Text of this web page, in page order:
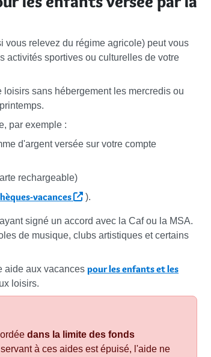
vous relevez du régime agricole) peut vous
activités sportives ou culturelles de votre
sans hébergement les mercredis ou
par exemple :
d'argent versée sur votre compte
rechargeable)
vacances ).
signé un accord avec la Caf ou la MSA.
de musique, clubs artistiques et certains
aide aux vacances pour les enfants et les
loisirs.
dans la limite des fonds
à ces aides est épuisé, l'aide ne